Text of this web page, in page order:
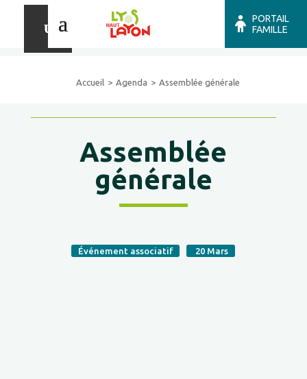
PORTAIL
FAMILLE
Accueil Agenda Assemblée générale
Assemblée
générale
Événement associatif 20 Mars